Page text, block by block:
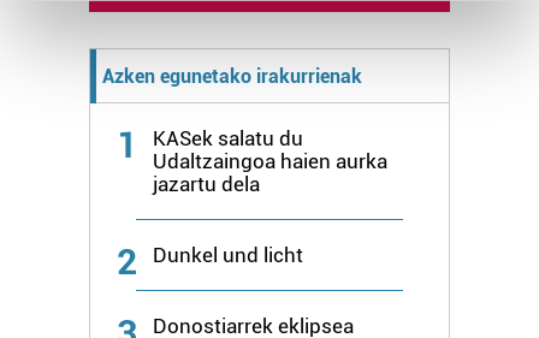
Find out more about how your personal data is processed
Guk eta gure bazkideek zure datu pertsonalak
prozesatzen ditugu, zure IP zenbakia, besteak beste,
teknologia erabiliz, cookieak adibidez, iragarki eta eduki
pertsonalizatuak eskaintzeko, iragarkiak eta edukia
neurtzeko, jendeari buruzko informazioa biltzeko eta
produktuak garatzeko. Zure datuak nork eta zertarako
erabiltzen dituen hauta dezakezu.
Bazkide batzuek ez dizute baimenik eskatzen, eta beren
Azken egunetako irakurrienak
1
KASek salatu du
Udaltzaingoa haien aurka
jazartu dela
2 Dunkel und licht
Donostiarrek eklipsea